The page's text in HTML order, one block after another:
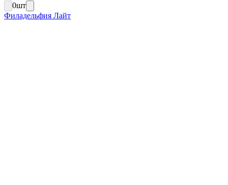
0шт
Филадельфия Лайт